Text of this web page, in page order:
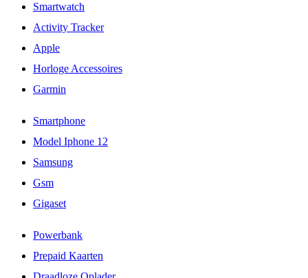
Smartwatch
Activity Tracker
Apple
Horloge Accessoires
Garmin
Smartphone
Model Iphone 12
Samsung
Gsm
Gigaset
Powerbank
Prepaid Kaarten